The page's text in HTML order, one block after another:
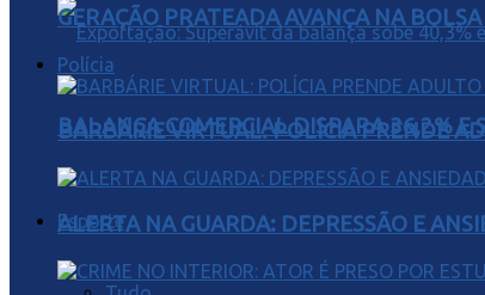
BALANÇA COMERCIAL DISPARA 36,2% E
Esporte
GERAÇÃO PRATEADA AVANÇA NA
Polícia
BARBÁRIE VIRTUAL: POLÍCIA PRENDE
ALERTA NA GUARDA: DEPRESSÃO E